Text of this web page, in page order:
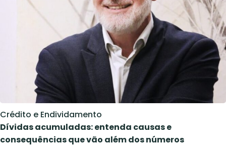
Crédito e Endividamento
Dívidas acumuladas: entenda causas e
consequências que vão além dos números